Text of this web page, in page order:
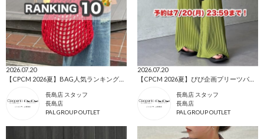
2026.07.20
長島店 スタッフ
長島店
PAL GROUP OUTLET
2026.07.20
【CPCM 2026夏】ぴぴ企画プリーツパンツ🌼
長島店 スタッフ
長島店
PAL GROUP OUTLET